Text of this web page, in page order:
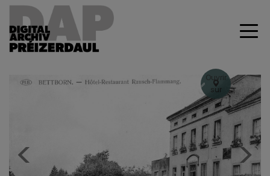
Ouvrir
sur
Geoportal
+
–
Previous Next